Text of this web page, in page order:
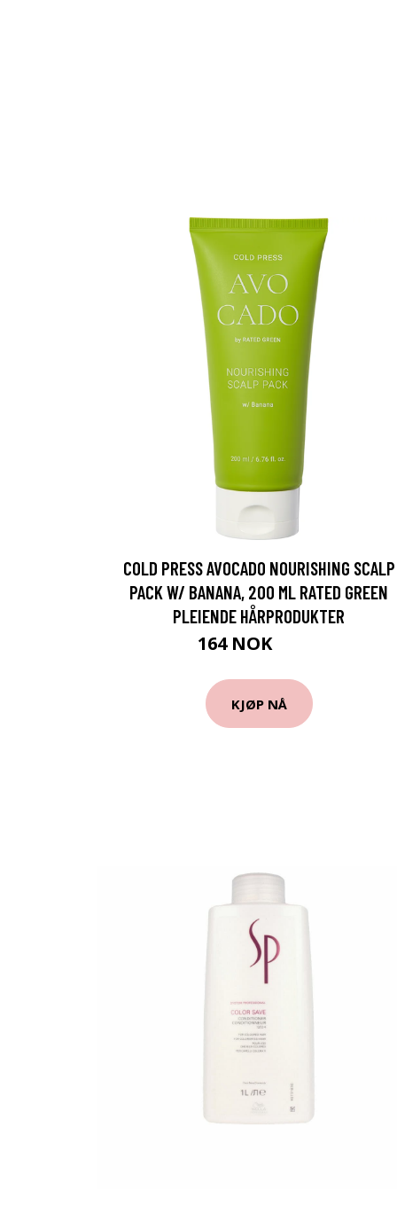
COLD PRESS AVOCADO NOURISHING SCALP
PACK W/ BANANA, 200 ML RATED GREEN
PLEIENDE HÅRPRODUKTER
164 NOK
KJØP NÅ